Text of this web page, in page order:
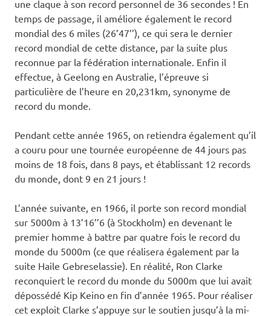
une claque à son record personnel de 36 secondes ! En
temps de passage, il améliore également le record
mondial des 6 miles (26’47’’), ce qui sera le dernier
record mondial de cette distance, par la suite plus
reconnue par la fédération internationale. Enfin il
effectue, à Geelong en Australie, l’épreuve si
particulière de l’heure en 20,231km, synonyme de
record du monde.
Pendant cette année 1965, on retiendra également qu’il
a couru pour une tournée européenne de 44 jours pas
moins de 18 fois, dans 8 pays, et établissant 12 records
du monde, dont 9 en 21 jours !
L’année suivante, en 1966, il porte son record mondial
sur 5000m à 13’16’’6 (à Stockholm) en devenant le
premier homme à battre par quatre fois le record du
monde du 5000m (ce que réalisera également par la
suite Haile Gebreselassie). En réalité, Ron Clarke
reconquiert le record du monde du 5000m que lui avait
dépossédé Kip Keino en fin d’année 1965. Pour réaliser
cet exploit Clarke s’appuye sur le soutien jusqu’à la mi-